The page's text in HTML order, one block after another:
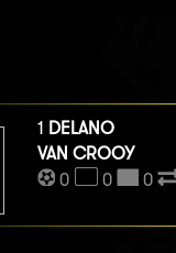
1 DELANO
VAN CROOY
0
0 0